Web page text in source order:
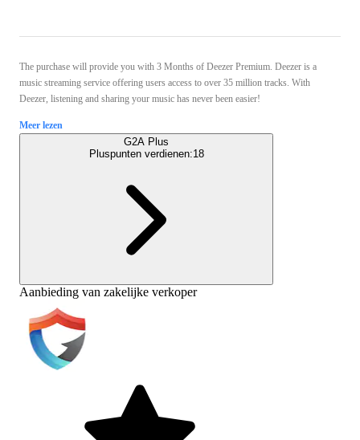
The purchase will provide you with 3 Months of Deezer Premium. Deezer is a
music streaming service offering users access to over 35 million tracks. With
Deezer, listening and sharing your music has never been easier!
Meer lezen
G2A Plus
Pluspunten verdienen:18
Aanbieding van zakelijke verkoper